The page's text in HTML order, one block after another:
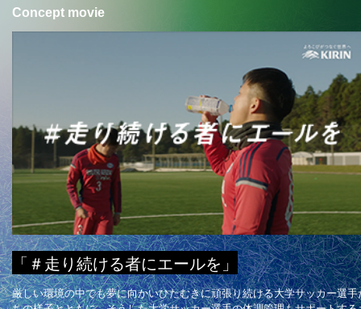
Concept movie
「＃走り続ける者にエールを」
厳しい環境の中でも夢に向かいひたむきに頑張り続ける大学サッカー選手